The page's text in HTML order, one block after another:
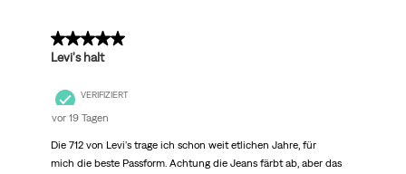
5 von 5 Sternen.
Levi's halt
VERIFIZIERT
vor 19 Tagen
Die 712 von Levi's trage ich schon weit etlichen Jahre, für
mich die beste Passform. Achtung die Jeans färbt ab, aber das